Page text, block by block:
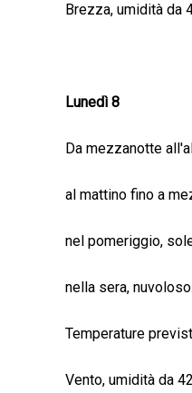
Brezza, umidità da
Lunedì 8
Da mezzanotte
al mattino fino a
nel pomeriggio,
nella sera, nuvoloso.
Temperature
Vento, umidità da